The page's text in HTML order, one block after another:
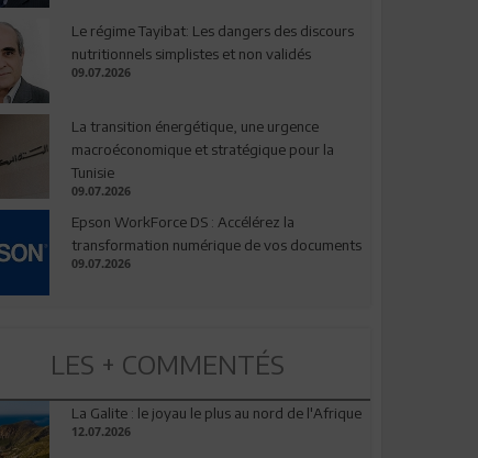
Le régime Tayibat: Les dangers des discours
nutritionnels simplistes et non validés
09.07.2026
La transition énergétique, une urgence
macroéconomique et stratégique pour la
Tunisie
09.07.2026
Epson WorkForce DS : Accélérez la
transformation numérique de vos documents
09.07.2026
LES + COMMENTÉS
La Galite : le joyau le plus au nord de l'Afrique
12.07.2026